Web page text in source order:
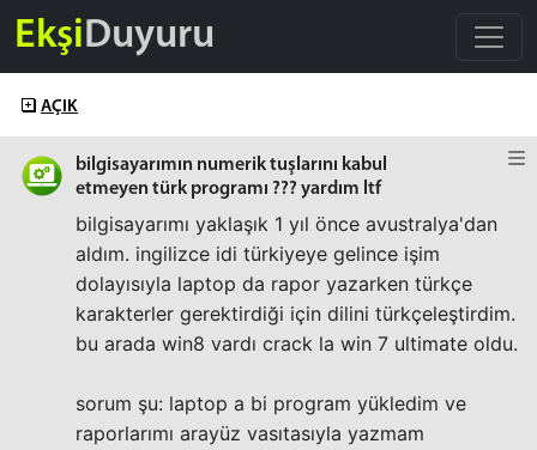
EkşiDuyuru
AÇIK
bilgisayarımın numerik tuşlarını kabul
etmeyen türk programı ??? yardım ltf
bilgisayarımı yaklaşık 1 yıl önce avustralya'dan
aldım. ingilizce idi türkiyeye gelince işim
dolayısıyla laptop da rapor yazarken türkçe
karakterler gerektirdiği için dilini türkçeleştirdim.
bu arada win8 vardı crack la win 7 ultimate oldu.
sorum şu: laptop a bi program yükledim ve
raporlarımı arayüz vasıtasıyla yazmam